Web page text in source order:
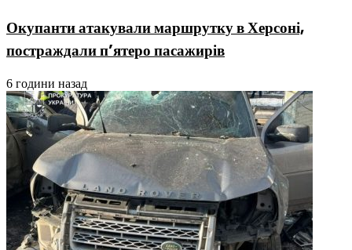
Окупанти атакували маршрутку в Херсоні,
постраждали п’ятеро пасажирів
6 години назад